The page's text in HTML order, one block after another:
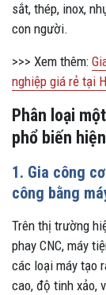
sắt, thép, inox,
con người.
>>> Xem thêm:
nghiệp giá rẻ tại
Phân loại
phổ biến
1. Gia công
công bằng
Trên thị trường
phay CNC, máy
các loại máy tạo
cao, độ tinh xảo,